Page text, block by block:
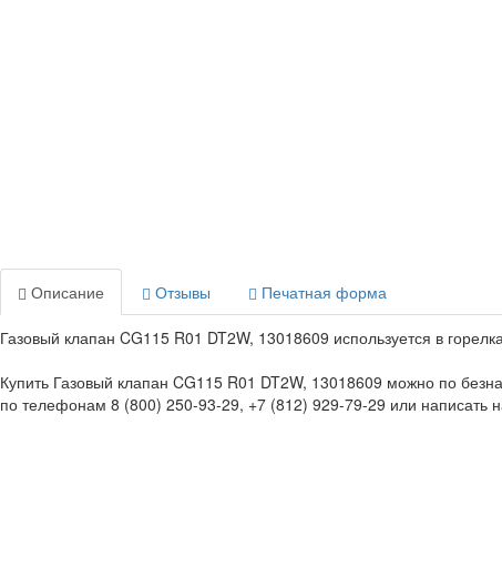
Описание Отзывы Печатная форма
Газовый клапан CG115 R01 DT2W, 13018609 используется в
Купить Газовый клапан CG115 R01 DT2W, 13018609 можно по
по телефонам 8 (800) 250-93-29, +7 (812) 929-79-29 или написать